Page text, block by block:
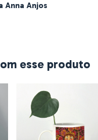
Anna Anjos
esse produto